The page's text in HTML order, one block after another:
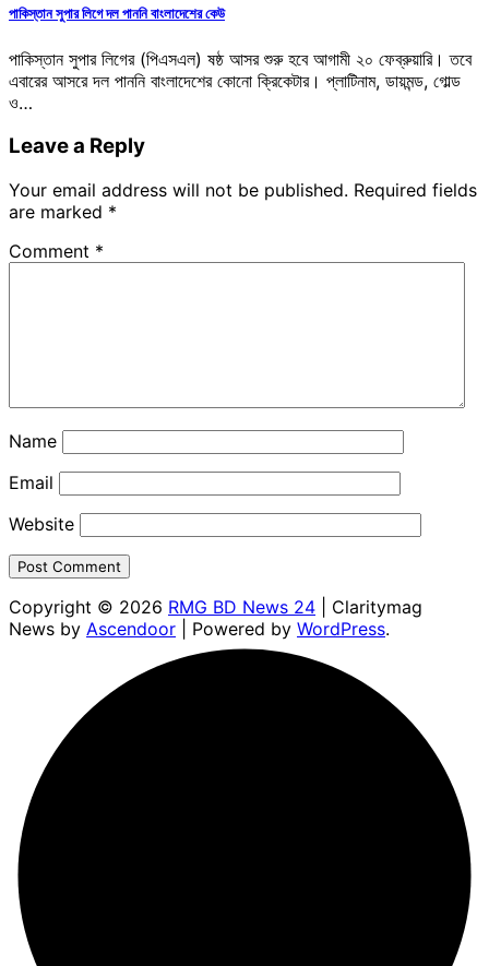
পাকিস্তান সুপার লিগে দল পাননি বাংলাদেশের কেউ
পাকিস্তান সুপার লিগের (পিএসএল) ষষ্ঠ আসর শুরু হবে আগামী ২০ ফেব্রুয়ারি। তবে
এবারের আসরে দল পাননি বাংলাদেশের কোনো ক্রিকেটার। প্লাটিনাম, ডায়মন্ড, গোল্ড
ও…
Leave a Reply
Your email address will not be published. Required fields
are marked *
Comment *
Name
Email
Website
Copyright © 2026 RMG BD News 24 | Claritymag
News by Ascendoor | Powered by WordPress.